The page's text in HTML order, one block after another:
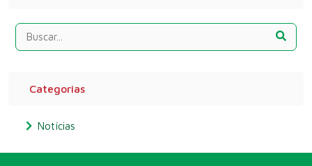
Categorias
Notícias